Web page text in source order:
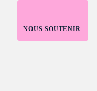
NOUS SOUTENIR